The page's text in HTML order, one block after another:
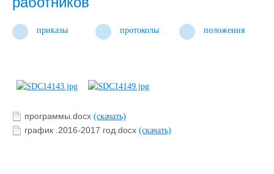
приказы протоколы положения
программы.docx (скачать)
график .2016-2017 год.docx (скачать)